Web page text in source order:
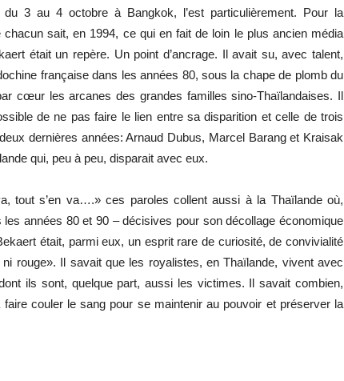
3 au 4 octobre à Bangkok, l’est particulièrement. Pour la
sait, en 1994, ce qui en fait de loin le plus ancien média
était un repère. Un point d’ancrage. Il avait su, avec talent,
française dans les années 80, sous la chape de plomb du
cœur les arcanes des grandes familles sino-Thaïlandaises. Il
de ne pas faire le lien entre sa disparition et celle de trois
dernières années: Arnaud Dubus, Marcel Barang et Kraisak
qui, peu à peu, disparait avec eux.
tout s’en va….» ces paroles collent aussi à la Thaïlande où,
les années 80 et 90 – décisives pour son décollage économique
était, parmi eux, un esprit rare de curiosité, de convivialité
rouge». Il savait que les royalistes, en Thaïlande, vivent avec
ils sont, quelque part, aussi les victimes. Il savait combien,
faire couler le sang pour se maintenir au pouvoir et préserver la